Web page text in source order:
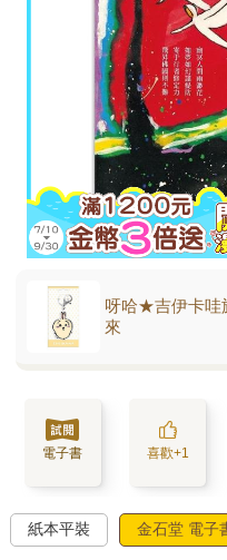
呀哈★吉伊卡哇
來
電子書 喜歡+1
紙本平裝 金石堂 電子